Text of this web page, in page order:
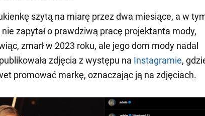
szytą na miarę przez dwa miesiące, a w
zapytał o prawdziwą pracę projektanta mody,
zmarł w 2023 roku, ale jego dom mody nadal
zdjęcia z występu na Instagramie,
promować markę, oznaczając ją na zdjęciach.